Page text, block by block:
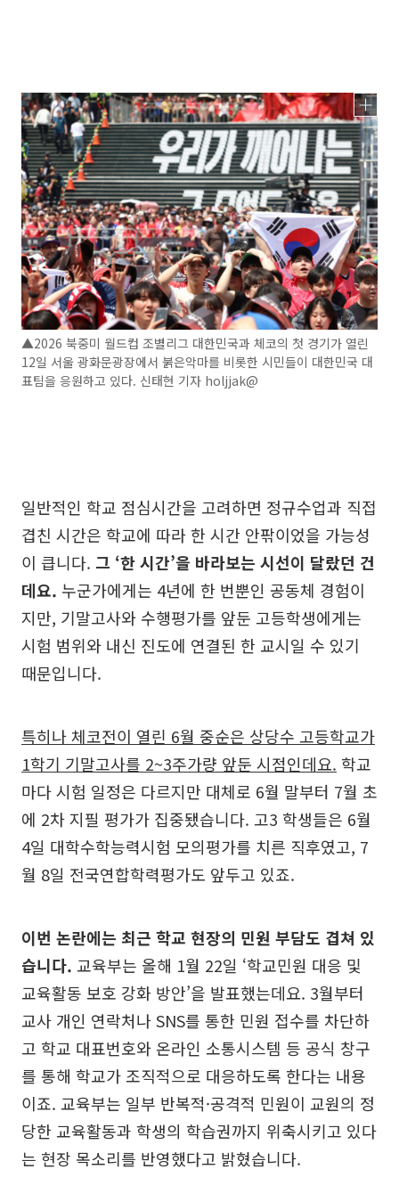
▲2026 북중미 월드컵 조별리그 대한민국과 체코의 첫 경기가 열린
12일 서울 광화문광장에서 붉은악마를 비롯한 시민들이 대한민국 대
표팀을 응원하고 있다. 신태현 기자 holjjak@
일반적인 학교 점심시간을 고려하면 정규수업과 직접
겹친 시간은 학교에 따라 한 시간 안팎이었을 가능성
이 큽니다. 그 ‘한 시간’을 바라보는 시선이 달랐던 건
데요. 누군가에게는 4년에 한 번뿐인 공동체 경험이
지만, 기말고사와 수행평가를 앞둔 고등학생에게는
시험 범위와 내신 진도에 연결된 한 교시일 수 있기
때문입니다.
특히나 체코전이 열린 6월 중순은 상당수 고등학교가
1학기 기말고사를 2~3주가량 앞둔 시점인데요. 학교
마다 시험 일정은 다르지만 대체로 6월 말부터 7월 초
에 2차 지필 평가가 집중됐습니다. 고3 학생들은 6월
4일 대학수학능력시험 모의평가를 치른 직후였고, 7
월 8일 전국연합학력평가도 앞두고 있죠.
이번 논란에는 최근 학교 현장의 민원 부담도 겹쳐 있
습니다. 교육부는 올해 1월 22일 ‘학교민원 대응 및
교육활동 보호 강화 방안’을 발표했는데요. 3월부터
교사 개인 연락처나 SNS를 통한 민원 접수를 차단하
고 학교 대표번호와 온라인 소통시스템 등 공식 창구
를 통해 학교가 조직적으로 대응하도록 한다는 내용
이죠. 교육부는 일부 반복적·공격적 민원이 교원의 정
당한 교육활동과 학생의 학습권까지 위축시키고 있다
는 현장 목소리를 반영했다고 밝혔습니다.